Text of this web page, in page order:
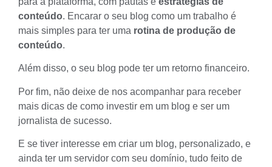
conteúdo. Encarar o seu blog como um trabalho é
mais simples para ter uma rotina de produção de
conteúdo.
Além disso, o seu blog pode ter um retorno financeiro.
Por fim, não deixe de nos acompanhar para receber
mais dicas de como investir em um blog e ser um
jornalista de sucesso.
E se tiver interesse em criar um blog, personalizado, e
ainda ter um servidor com seu domínio, tudo feito de